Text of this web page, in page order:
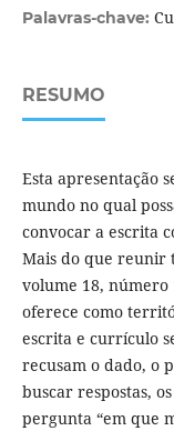
Palavras-chave:
RESUMO
Esta apresentação
mundo no qual
convocar a escrita
Mais do que reunir
volume 18, número
oferece como
escrita e currículo
recusam o dado, o
buscar respostas,
pergunta “em que